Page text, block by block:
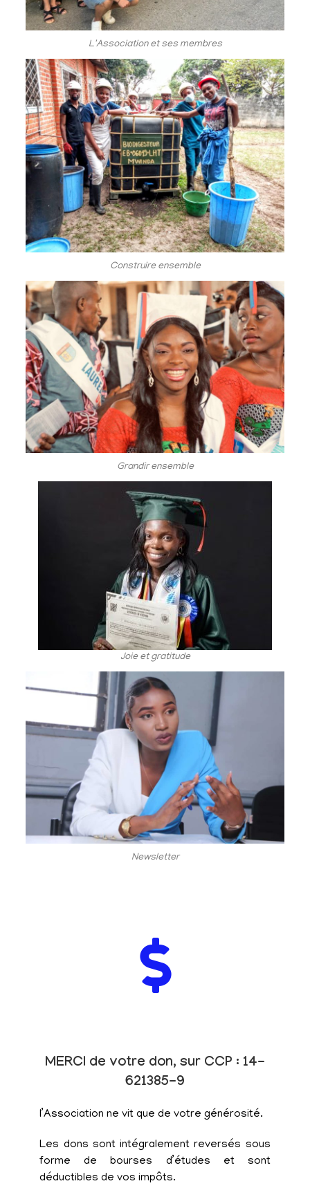
L'Association et ses membres
Construire ensemble
Grandir ensemble
Joie et gratitude
Newsletter
MERCI de votre don, sur CCP : 14-
621385-9
l’Association ne vit que de votre générosité.
Les dons sont intégralement reversés sous
forme de bourses d’études et sont
déductibles de vos impôts.